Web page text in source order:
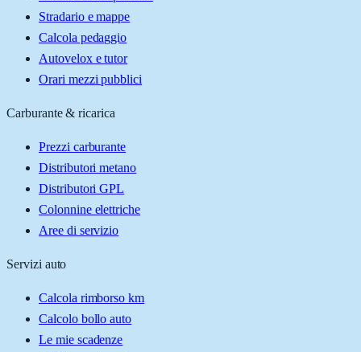
Stradario e mappe
Calcola pedaggio
Autovelox e tutor
Orari mezzi pubblici
Carburante & ricarica
Prezzi carburante
Distributori metano
Distributori GPL
Colonnine elettriche
Aree di servizio
Servizi auto
Calcola rimborso km
Calcolo bollo auto
Le mie scadenze